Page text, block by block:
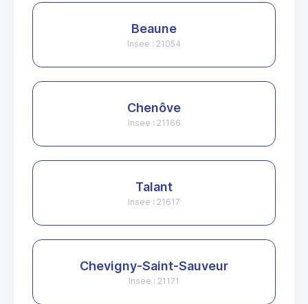
Beaune
Insee : 21054
Chenôve
Insee : 21166
Talant
Insee : 21617
Chevigny-Saint-Sauveur
Insee : 21171